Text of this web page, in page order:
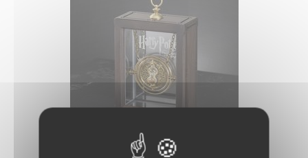
¡Adquiere tu propia Réplica Oficial
del Giratiempos (Time-Tuner) de
Hermione! Esta réplica ha sido
realizada con total fidelidad al
giratiempos que aparece en la
película de Harry Potter y el
Prisionero de Azkaban